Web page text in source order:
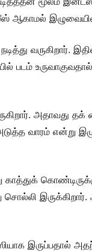
ஆகாமல்
வருகிறார்.
படம்
அதாவது தக்
வாரம் என்று
இருக்கிறார்.
இருப்பதால்